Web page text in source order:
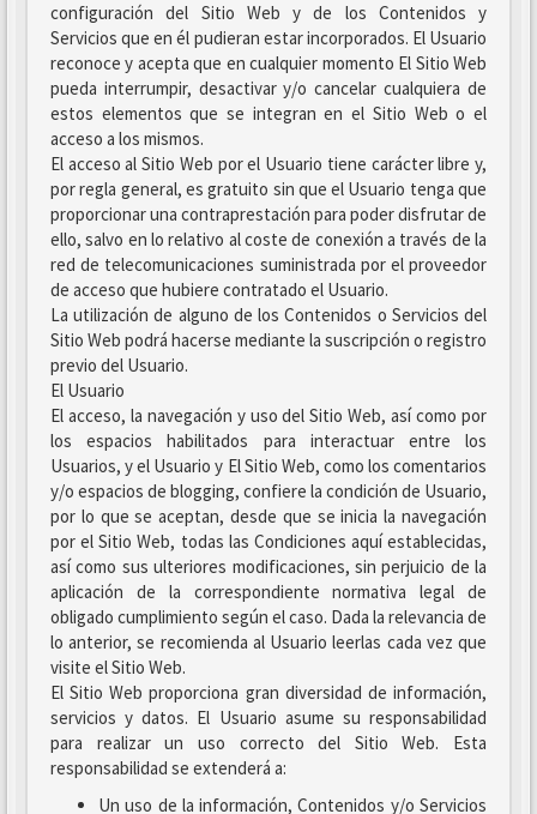
configuración del Sitio Web y de los Contenidos y
Servicios que en él pudieran estar incorporados. El Usuario
reconoce y acepta que en cualquier momento El Sitio Web
pueda interrumpir, desactivar y/o cancelar cualquiera de
estos elementos que se integran en el Sitio Web o el
acceso a los mismos.
El acceso al Sitio Web por el Usuario tiene carácter libre y,
por regla general, es gratuito sin que el Usuario tenga que
proporcionar una contraprestación para poder disfrutar de
ello, salvo en lo relativo al coste de conexión a través de la
red de telecomunicaciones suministrada por el proveedor
de acceso que hubiere contratado el Usuario.
La utilización de alguno de los Contenidos o Servicios del
Sitio Web podrá hacerse mediante la suscripción o registro
previo del Usuario.
El Usuario
El acceso, la navegación y uso del Sitio Web, así como por
los espacios habilitados para interactuar entre los
Usuarios, y el Usuario y El Sitio Web, como los comentarios
y/o espacios de blogging, confiere la condición de Usuario,
por lo que se aceptan, desde que se inicia la navegación
por el Sitio Web, todas las Condiciones aquí establecidas,
así como sus ulteriores modificaciones, sin perjuicio de la
aplicación de la correspondiente normativa legal de
obligado cumplimiento según el caso. Dada la relevancia de
lo anterior, se recomienda al Usuario leerlas cada vez que
visite el Sitio Web.
El Sitio Web proporciona gran diversidad de información,
servicios y datos. El Usuario asume su responsabilidad
para realizar un uso correcto del Sitio Web. Esta
responsabilidad se extenderá a:
Un uso de la información, Contenidos y/o Servicios